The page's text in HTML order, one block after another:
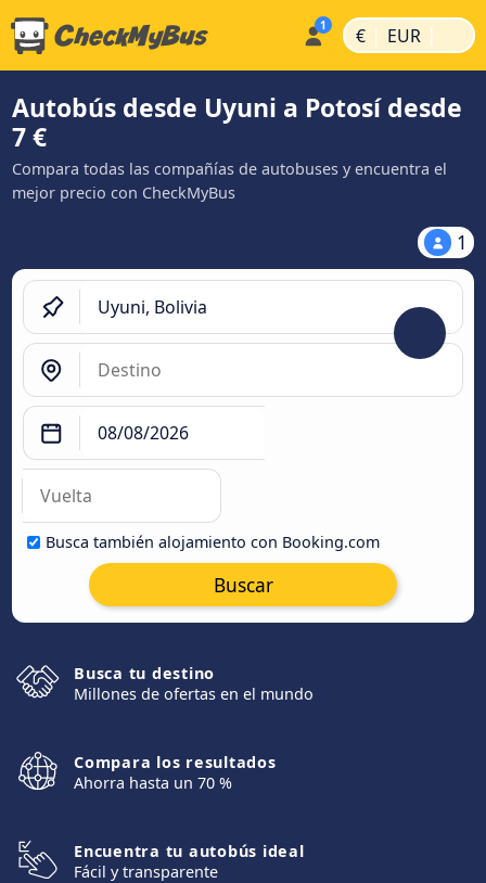
€ | EUR |
Autobús desde Uyuni a Potosí desde
7 €
Compara todas las compañías de autobuses y encuentra el
mejor precio con CheckMyBus
1
Busca también alojamiento con Booking.com
Buscar
Busca tu destino
Millones de ofertas en el mundo
Compara los resultados
Ahorra hasta un 70 %
Encuentra tu autobús ideal
Fácil y transparente